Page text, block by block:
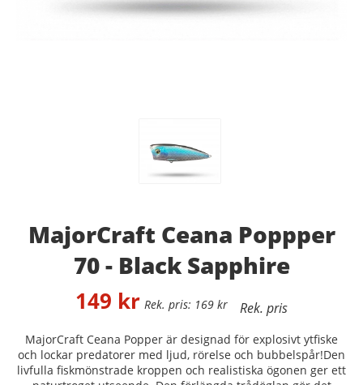
MajorCraft Ceana Poppper
70 - Black Sapphire
169 kr
149 kr
MajorCraft Ceana Popper är designad för explosivt ytfiske
och lockar predatorer med ljud, rörelse och bubbelspår!Den
livfulla fiskmönstrade kroppen och realistiska ögonen ger ett